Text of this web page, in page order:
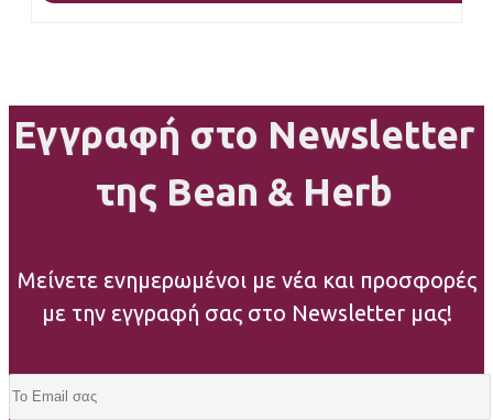
Εγγραφή στο Newsletter
της Bean & Herb
Μείνετε ενημερωμένοι με νέα και προσφορές
με την εγγραφή σας στο Newsletter μας!